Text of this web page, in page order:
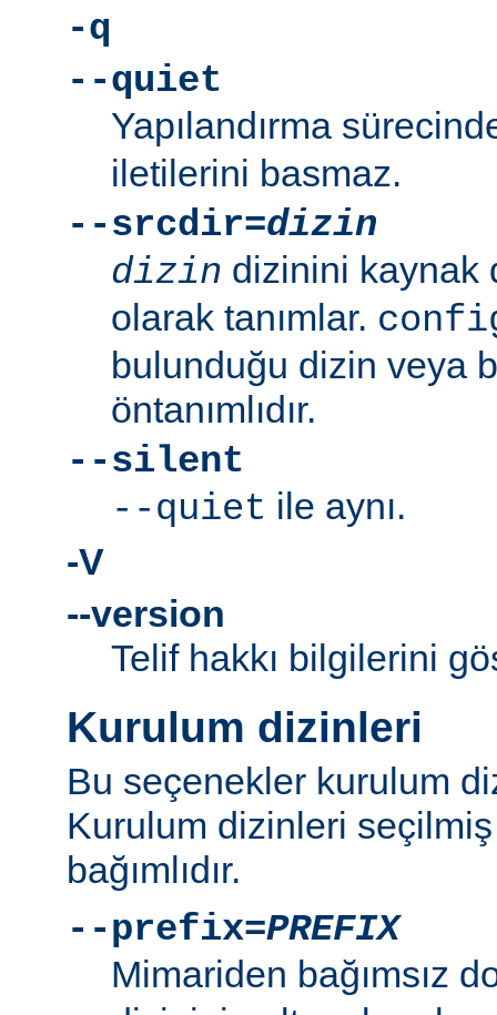
-q
--quiet
Yapılandırma
iletilerini basmaz.
--srcdir=dizin
dizin dizinini kaynak
olarak tanımlar.
bulunduğu dizin veya
öntanımlıdır.
--silent
--quiet ile aynı.
-V
--version
Telif hakkı bilgilerini
Kurulum dizinleri
Bu seçenekler kurulum
Kurulum dizinleri
bağımlıdır.
--prefix=PREFIX
Mimariden bağımsız